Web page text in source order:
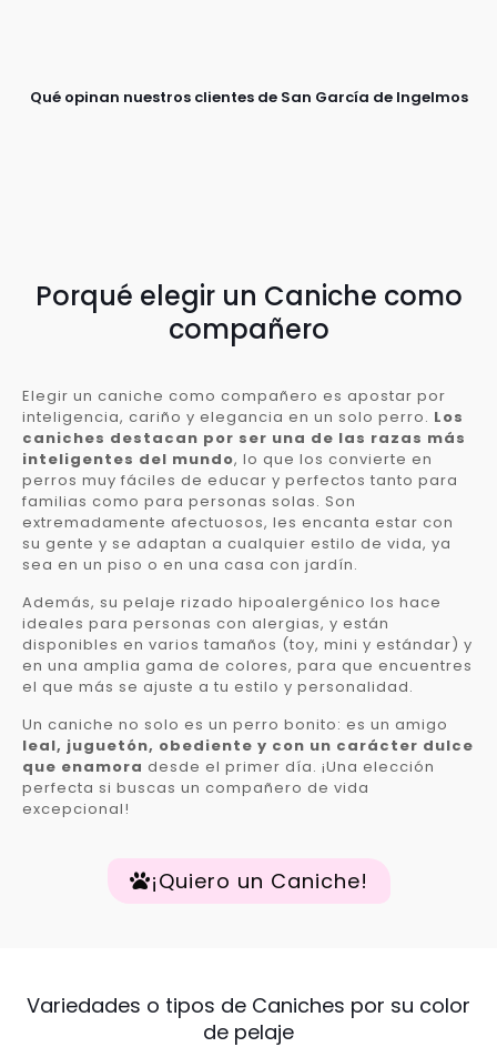
Qué opinan nuestros clientes de San García de Ingelmos
Porqué elegir un Caniche como
compañero
Elegir un caniche como compañero es apostar por
inteligencia, cariño y elegancia en un solo perro. Los
caniches destacan por ser una de las razas más
inteligentes del mundo, lo que los convierte en
perros muy fáciles de educar y perfectos tanto para
familias como para personas solas. Son
extremadamente afectuosos, les encanta estar con
su gente y se adaptan a cualquier estilo de vida, ya
sea en un piso o en una casa con jardín.
Además, su pelaje rizado hipoalergénico los hace
ideales para personas con alergias, y están
disponibles en varios tamaños (toy, mini y estándar) y
en una amplia gama de colores, para que encuentres
el que más se ajuste a tu estilo y personalidad.
Un caniche no solo es un perro bonito: es un amigo
leal, juguetón, obediente y con un carácter dulce
que enamora desde el primer día. ¡Una elección
perfecta si buscas un compañero de vida
excepcional!
¡Quiero un Caniche!
Variedades o tipos de Caniches por su color
de pelaje